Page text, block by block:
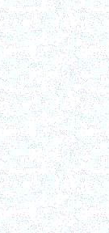
Путь к
связи с
суть
избегает,
же и в
своей
мера
Вам дал
текущие
лучше